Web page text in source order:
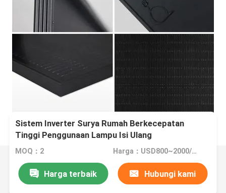
Sistem Inverter Surya Rumah Berkecepatan
Tinggi Penggunaan Lampu Isi Ulang
MOQ：2 Harga：USD800~2000/Piece
Harga terbaik Hubungi kami